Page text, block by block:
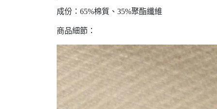
成份：65%棉質、35%聚酯纖維
商品細節：